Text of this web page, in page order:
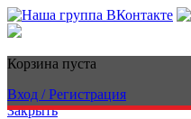
Корзина пуста
Вход / Регистрация
Закрыть